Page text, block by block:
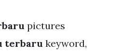
pictures
terbaru keyword,